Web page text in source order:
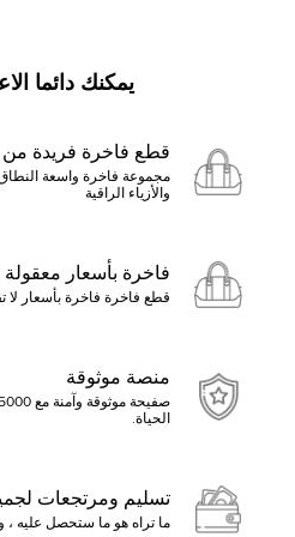
يمكنك دائما
قطع فاخرة فريدة من
مجموعة فاخرة واسعة
والأزياء الراقية
فاخرة بأسعار معقولة
قطع فاخرة فاخرة بأسعار لا
منصة موثوقة
الحياة.
تسليم ومرتجعات
ما تراه هو ما ستحصل عليه ،